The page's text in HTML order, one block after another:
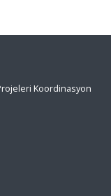
Koordinasyon